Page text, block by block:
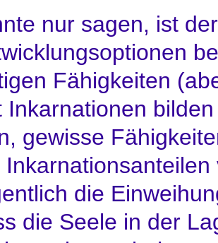
nur sagen, ist
Fähigkeiten
Inkarnationen
gewisse
die
die Seele in der